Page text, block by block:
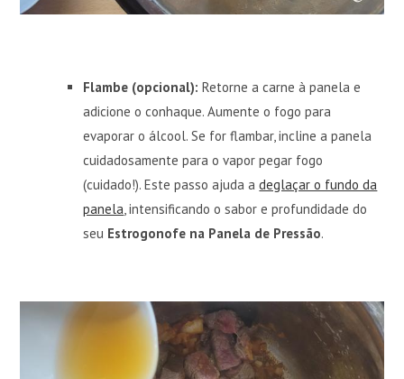
Flambe (opcional): Retorne a carne à panela e
adicione o conhaque. Aumente o fogo para
evaporar o álcool. Se for flambar, incline a panela
cuidadosamente para o vapor pegar fogo
(cuidado!). Este passo ajuda adeglaçar o fundo da
panela, intensificando o sabor e profundidade do
seu Estrogonofe na Panela de Pressão.